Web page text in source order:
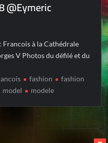
@Eymeric
Francois à la Cathédrale
V Photos du défilé et du
fashion
fashion
model modele